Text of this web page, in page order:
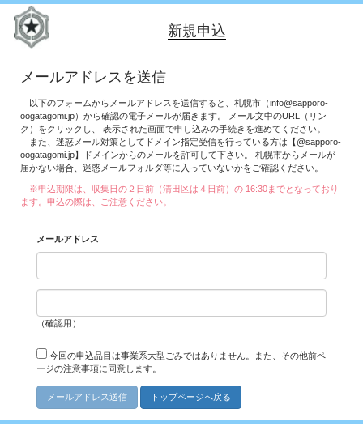
新規申込
メールアドレスを送信
以下のフォームからメールアドレスを送信すると、札幌市（info@sapporo-
oogatagomi.jp）から確認の電子メールが届きます。 メール文中のURL（リン
ク）をクリックし、 表示された画面で申し込みの手続きを進めてください。
また、迷惑メール対策としてドメイン指定受信を行っている方は【@sapporo-
oogatagomi.jp】ドメインからのメールを許可して下さい。 札幌市からメールが
届かない場合、迷惑メールフォルダ等に入っていないかをご確認ください。
※申込期限は、収集日の２日前（清田区は４日前）の 16:30までとなっており
ます。申込の際は、ご注意ください。
メールアドレス
（確認用）
今回の申込品目は事業系大型ごみではありません。また、その他前ペ
ージの注意事項に同意します。